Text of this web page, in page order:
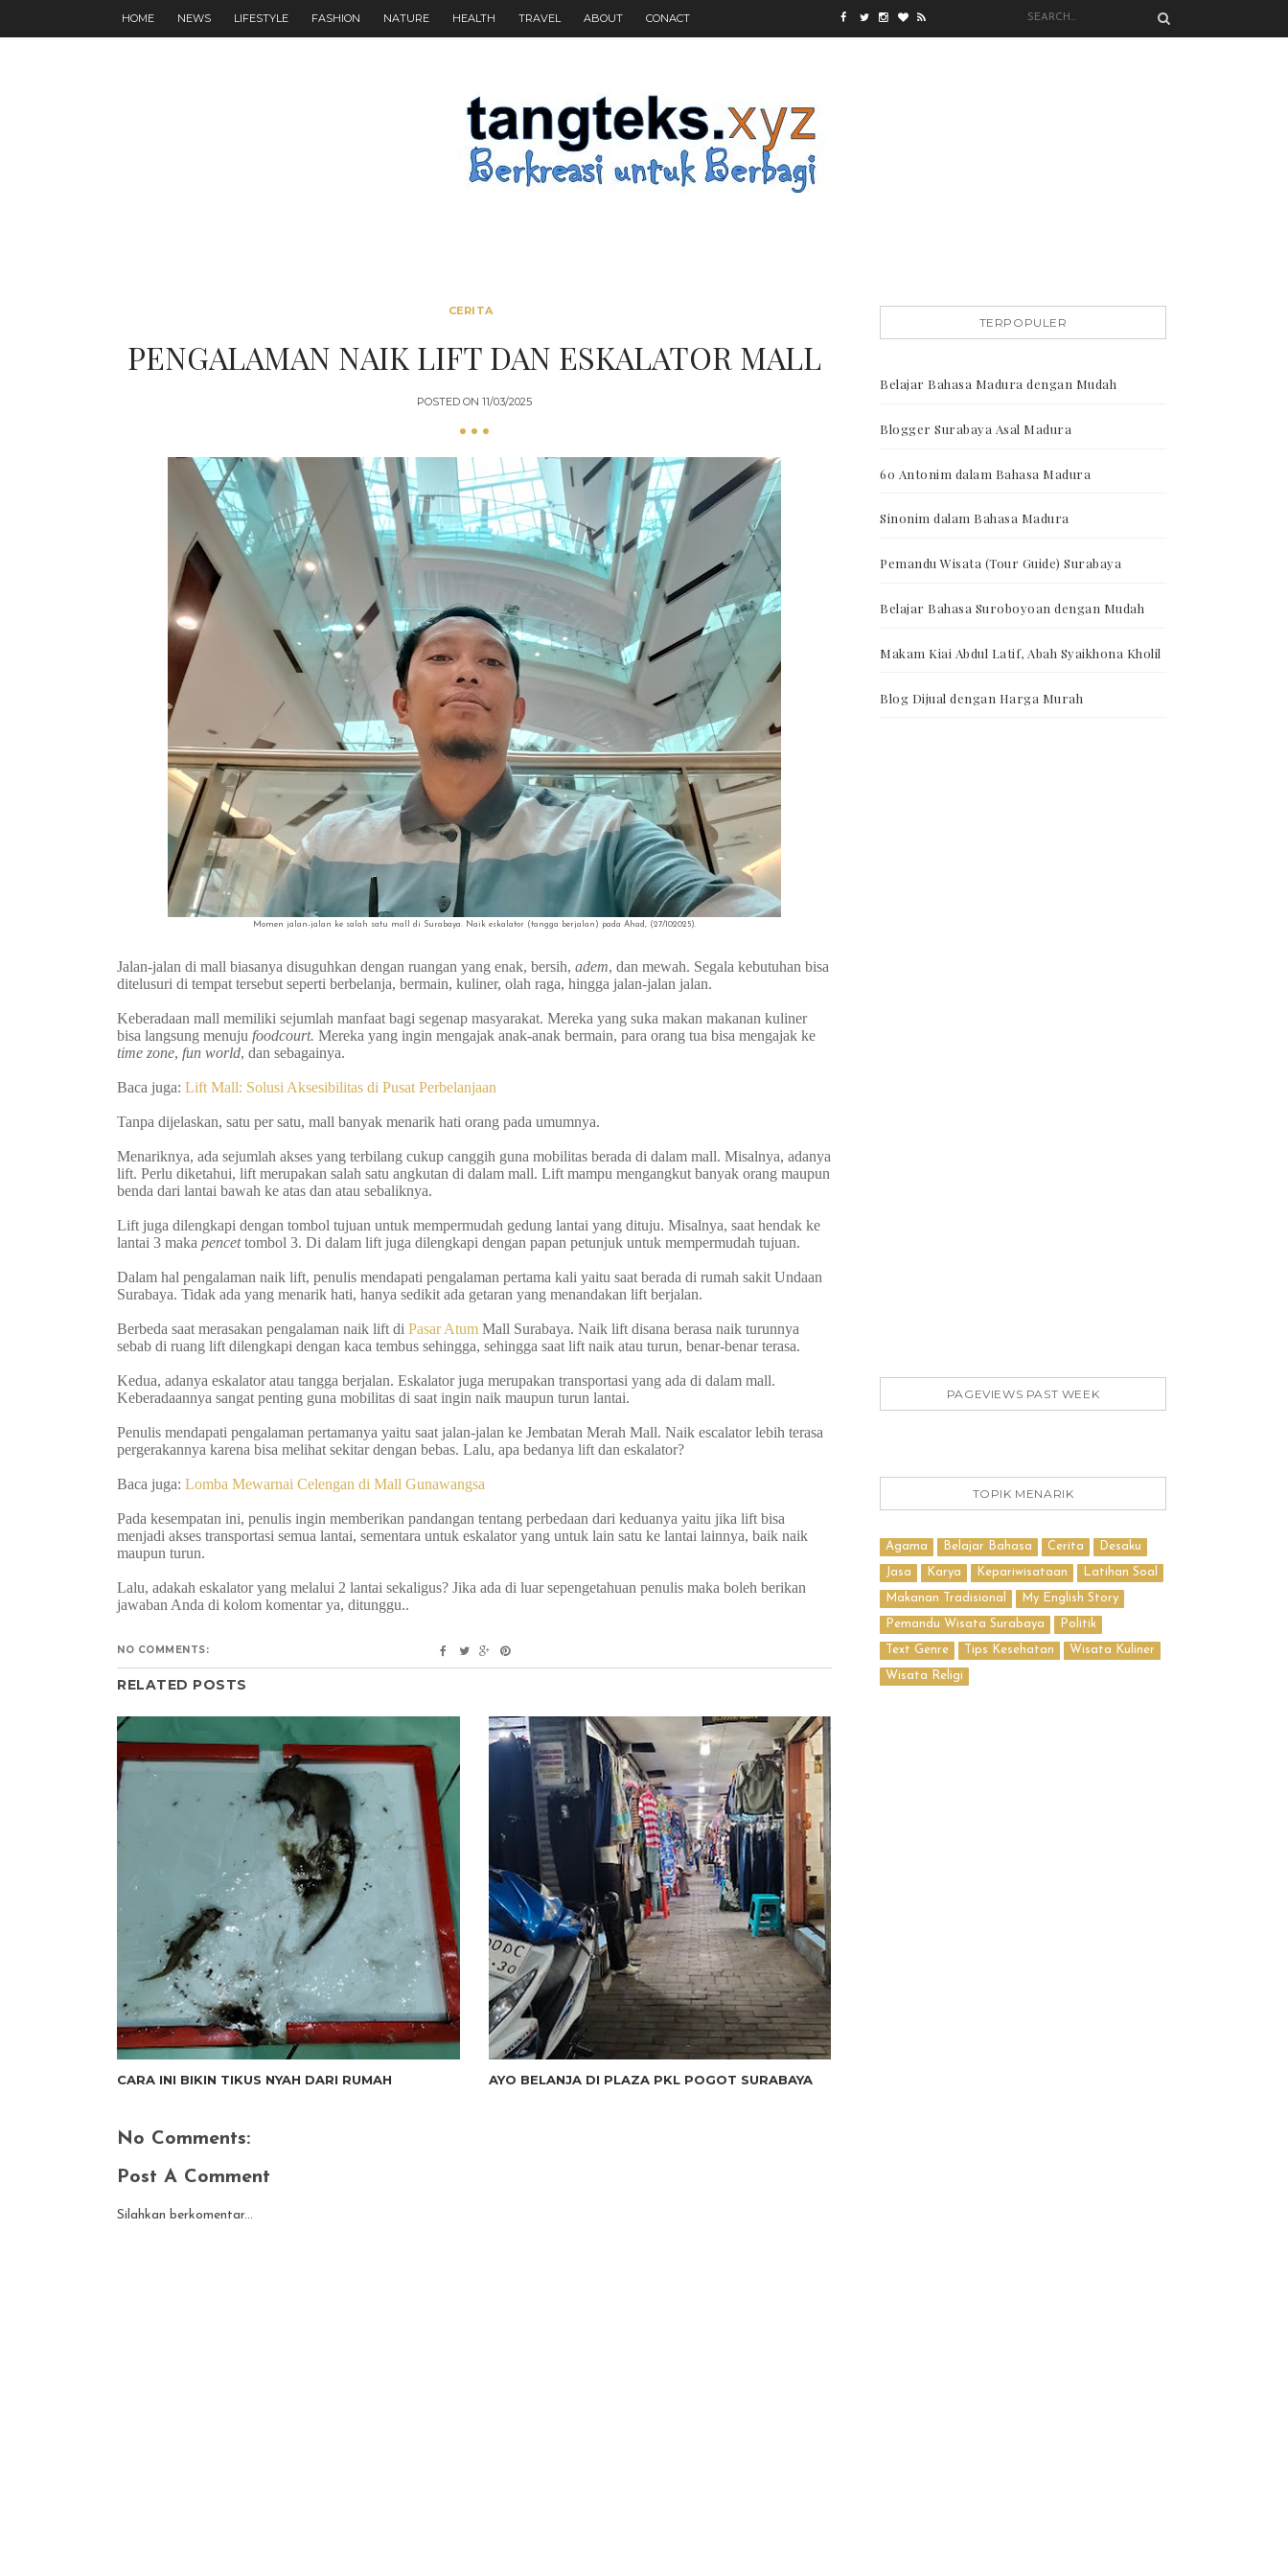
HOME NEWS LIFESTYLE FASHION NATURE HEALTH TRAVEL ABOUT CONACT
CERITA
PENGALAMAN NAIK LIFT DAN ESKALATOR MALL
POSTED ON 11/03/2025
Momen jalan-jalan ke salah satu mall di Surabaya. Naik eskalator (tangga berjalan) pada Ahad, (27/102025).
Jalan-jalan di mall biasanya disuguhkan dengan ruangan yang enak, bersih, adem, dan mewah. Segala kebutuhan bisa
ditelusuri di tempat tersebut seperti berbelanja, bermain, kuliner, olah raga, hingga jalan-jalan jalan.
Keberadaan mall memiliki sejumlah manfaat bagi segenap masyarakat. Mereka yang suka makan makanan kuliner
bisa langsung menuju foodcourt. Mereka yang ingin mengajak anak-anak bermain, para orang tua bisa mengajak ke
time zone, fun world, dan sebagainya.
Baca juga: Lift Mall: Solusi Aksesibilitas di Pusat Perbelanjaan
Tanpa dijelaskan, satu per satu, mall banyak menarik hati orang pada umumnya.
Menariknya, ada sejumlah akses yang terbilang cukup canggih guna mobilitas berada di dalam mall. Misalnya, adanya
lift. Perlu diketahui, lift merupakan salah satu angkutan di dalam mall. Lift mampu mengangkut banyak orang maupun
benda dari lantai bawah ke atas dan atau sebaliknya.
Lift juga dilengkapi dengan tombol tujuan untuk mempermudah gedung lantai yang dituju. Misalnya, saat hendak ke
lantai 3 maka pencettombol 3. Di dalam lift juga dilengkapi dengan papan petunjuk untuk mempermudah tujuan.
Dalam hal pengalaman naik lift, penulis mendapati pengalaman pertama kali yaitu saat berada di rumah sakit Undaan
Surabaya. Tidak ada yang menarik hati, hanya sedikit ada getaran yang menandakan lift berjalan.
Berbeda saat merasakan pengalaman naik lift di Pasar Atum Mall Surabaya. Naik lift disana berasa naik turunnya
sebab di ruang lift dilengkapi dengan kaca tembus sehingga, sehingga saat lift naik atau turun, benar-benar terasa.
Kedua, adanya eskalator atau tangga berjalan. Eskalator juga merupakan transportasi yang ada di dalam mall.
Keberadaannya sangat penting guna mobilitas di saat ingin naik maupun turun lantai.
Penulis mendapati pengalaman pertamanya yaitu saat jalan-jalan ke Jembatan Merah Mall. Naik escalator lebih terasa
pergerakannya karena bisa melihat sekitar dengan bebas. Lalu, apa bedanya lift dan eskalator?
Baca juga: Lomba Mewarnai Celengan di Mall Gunawangsa
Pada kesempatan ini, penulis ingin memberikan pandangan tentang perbedaan dari keduanya yaitu jika lift bisa
menjadi akses transportasi semua lantai, sementara untuk eskalator yang untuk lain satu ke lantai lainnya, baik naik
maupun turun.
Lalu, adakah eskalator yang melalui 2 lantai sekaligus? Jika ada di luar sepengetahuan penulis maka boleh berikan
jawaban Anda di kolom komentar ya, ditunggu..
NO COMMENTS:
RELATED POSTS
CARA INI BIKIN TIKUS NYAH DARI RUMAH AYO BELANJA DI PLAZA PKL POGOT SURABAYA
No Comments:
Post A Comment
Silahkan berkomentar...
TERPOPULER
Belajar Bahasa Madura dengan Mudah
Blogger Surabaya Asal Madura
60 Antonim dalam Bahasa Madura
Sinonim dalam Bahasa Madura
Pemandu Wisata (Tour Guide) Surabaya
Belajar Bahasa Suroboyoan dengan Mudah
Makam Kiai Abdul Latif, Abah Syaikhona Kholil
Blog Dijual dengan Harga Murah
PAGEVIEWS PAST WEEK
TOPIK MENARIK
Agama Belajar Bahasa Cerita Desaku
Jasa Karya Kepariwisataan Latihan Soal
Makanan Tradisional My English Story
Pemandu Wisata Surabaya Politik
Text Genre Tips Kesehatan Wisata Kuliner
Wisata Religi